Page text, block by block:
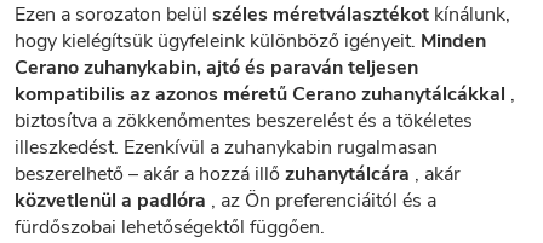
Ezen a sorozaton belül széles méretválasztékot kínálunk,
hogy kielégítsük ügyfeleink különböző igényeit. Minden
Cerano zuhanykabin, ajtó és paraván teljesen
kompatibilis az azonos méretű Cerano zuhanytálcákkal ,
biztosítva a zökkenőmentes beszerelést és a tökéletes
illeszkedést. Ezenkívül a zuhanykabin rugalmasan
beszerelhető – akár a hozzá illő zuhanytálcára , akár
közvetlenül a padlóra , az Ön preferenciáitól és a
fürdőszobai lehetőségektől függően.